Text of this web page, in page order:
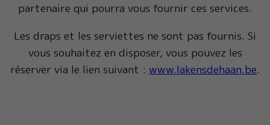
partenaire qui pourra vous fournir ces services.
Les draps et les serviettes ne sont pas fournis. Si
vous souhaitez en disposer, vous pouvez les
réserver via le lien suivant : www.lakensdehaan.be.